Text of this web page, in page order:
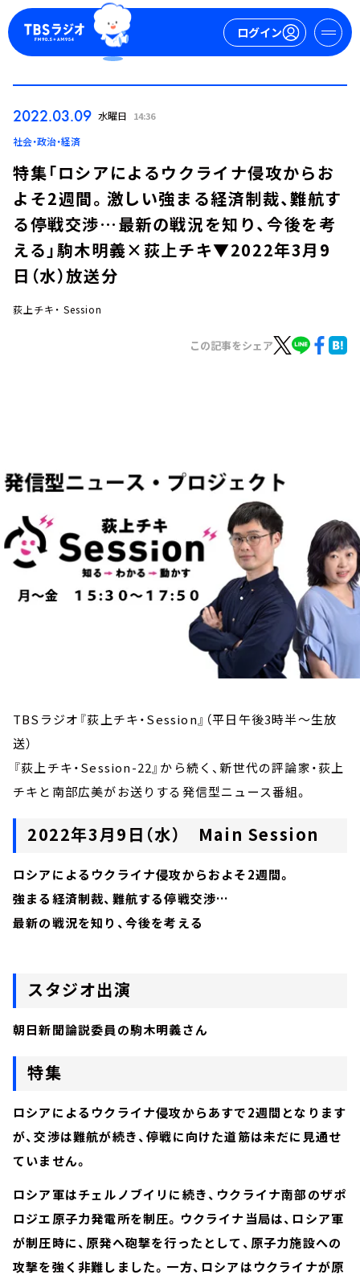
ログイン
週間番組表
2022.03.09 水曜日 14:36
社会・政治・経済
特集「ロシアによるウクライナ侵攻からお
よそ2週間。激しい強まる経済制裁、難航す
る停戦交渉…最新の戦況を知り、今後を考
える」駒木明義×荻上チキ▼2022年3月9
日（水）放送分
荻上チキ・ Session
この記事をシェア
TBSラジオ『荻上チキ・Session』（平日午後3時半～生放
送）
『荻上チキ・Session-22』から続く、新世代の評論家・荻上
チキと南部広美がお送りする発信型ニュース番組。
2022年3月9日（水） Main Session
ロシアによるウクライナ侵攻からおよそ2週間。
強まる経済制裁、難航する停戦交渉…
最新の戦況を知り、今後を考える
スタジオ出演
朝日新聞論説委員の駒木明義さん
特集
ロシアによるウクライナ侵攻からあすで2週間となります
が、交渉は難航が続き、停戦に向けた道筋は未だに見通せ
ていません。
ロシア軍はチェルノブイリに続き、ウクライナ南部のザポ
ロジエ原子力発電所を制圧。ウクライナ当局は、ロシア軍
が制圧時に、原発へ砲撃を行ったとして、原子力施設への
攻撃を強く非難しました。一方、ロシアはウクライナが原